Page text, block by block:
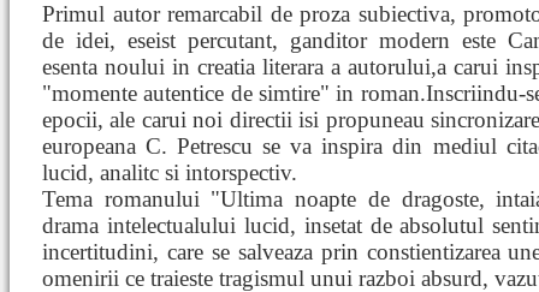
Primul autor remarcabil de proza subiectiva,
de idei, eseist percutant, ganditor modern este
esenta noului in creatia literara a autorului,a carui
"momente autentice de simtire" in roman.Inscriindu-
epocii, ale carui noi directii isi propuneau
europeana C. Petrescu se va inspira din mediul
lucid, analitc si intorspectiv.
Tema romanului "Ultima noapte de dragoste,
drama intelectualului lucid, insetat de absolutul
incertitudini, care se salveaza prin constientizarea
omenirii ce traieste tragismul unui razboi absurd,